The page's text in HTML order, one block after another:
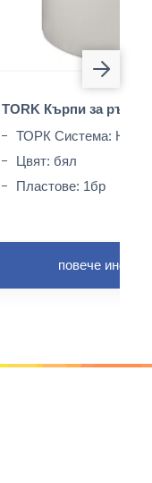
TORK Кърпи за ръце,
ТОРК Система: H1
Цвят: бял
Пластове: 1бр
повече